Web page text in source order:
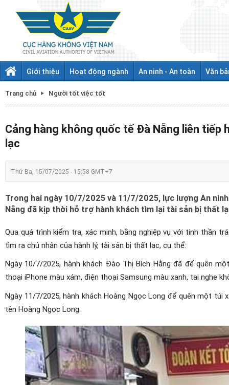
Giới thiệu Hoạt động ngành An ninh - An toàn Văn
Trang chủ Người tốt việc tốt
Cảng hàng không quốc tế Đà Nẵng liên
lạc
Thứ Ba, 15/07/2025 - 15:58 GMT+7
Trong hai ngày 10/7/2025 và 11/7/2025, lực lượng An
Nẵng đã kịp thời hỗ trợ hành khách tìm lại tài sản bị thất
Qua quá trình kiểm tra, xác minh, bằng nghiệp vụ với tinh thần
tìm ra chủ nhân của hành lý, tài sản bị thất lạc, cụ thể:
Ngày 10/7/2025, hành khách Đào Thị Bích Hằng đã để quên
thoại iPhone màu xám, điện thoại Samsung màu xanh, tai nghe
Ngày 11/7/2025, hành khách Hoàng Ngọc Long để quên một
tên Hoàng Ngọc Long